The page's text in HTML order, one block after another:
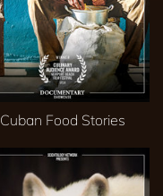
Cuban Food Stories